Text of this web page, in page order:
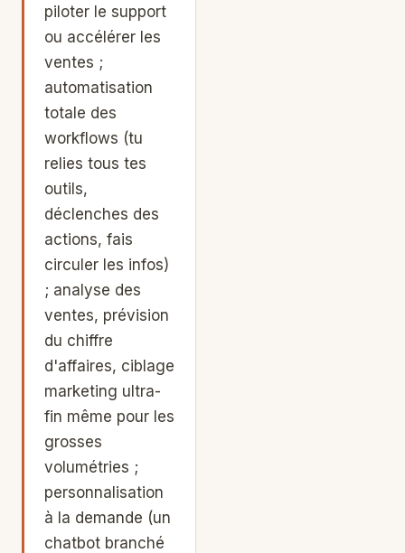
piloter le support
ou accélérer les
ventes ;
automatisation
totale des
workflows (tu
relies tous tes
outils,
déclenches des
actions, fais
circuler les infos)
; analyse des
ventes, prévision
du chiffre
d'affaires, ciblage
marketing ultra-
fin même pour les
grosses
volumétries ;
personnalisation
à la demande (un
chatbot branché